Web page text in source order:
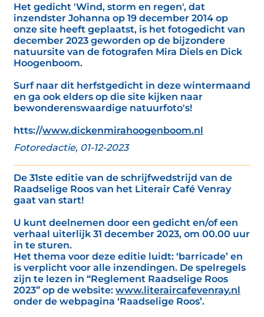
Het gedicht 'Wind, storm en regen', dat
inzendster Johanna op 19 december 2014 op
onze site heeft geplaatst, is het fotogedicht van
december 2023 geworden op de bijzondere
natuursite van de fotografen Mira Diels en Dick
Hoogenboom.
Surf naar dit herfstgedicht in deze wintermaand
en ga ook elders op die site kijken naar
bewonderenswaardige natuurfoto's!
htts://www.dickenmirahoogenboom.nl
Fotoredactie, 01-12-2023
De 31ste editie van de schrijfwedstrijd van de
Raadselige Roos van het Literair Café Venray
gaat van start!
U kunt deelnemen door een gedicht en/of een
verhaal uiterlijk 31 december 2023, om 00.00 uur
in te sturen.
Het thema voor deze editie luidt: ‘barricade’ en
is verplicht voor alle inzendingen. De spelregels
zijn te lezen in “Reglement Raadselige Roos
2023” op de website: www.literaircafevenray.nl
onder de webpagina ‘Raadselige Roos’.